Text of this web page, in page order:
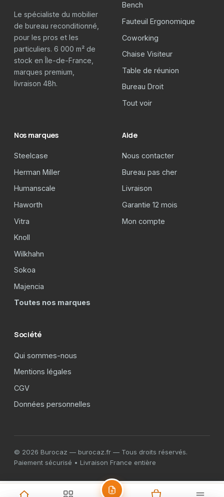
Le spécialiste du mobilier
de bureau reconditionné,
pour les pros et les
particuliers. 6 000 m² de
stock en Île-de-France,
marques premium,
livraison 48h.
Bench
Fauteuil Ergonomique
Coworking
Chaise Visiteur
Table de réunion
Bureau Droit
Tout voir
Nos marques
Steelcase
Herman Miller
Humanscale
Haworth
Vitra
Knoll
Wilkhahn
Sokoa
Majencia
Toutes nos marques
Aide
Nous contacter
Bureau pas cher
Livraison
Garantie 12 mois
Mon compte
Société
Qui sommes-nous
Mentions légales
CGV
Données personnelles
© 2026 Burocaz — burocaz.fr — Tous droits réservés.
Paiement sécurisé • Livraison France entière